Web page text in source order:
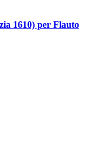
1610) per Flauto